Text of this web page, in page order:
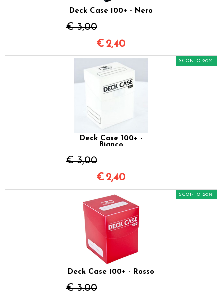
Deck Case 100+ - Nero
€ 3,00
€ 2,40
Deck Case 100+ -
Bianco
€ 3,00
SCONTO 20%
€ 2,40
Deck Case 100+ - Rosso
€ 3,00
SCONTO 20%